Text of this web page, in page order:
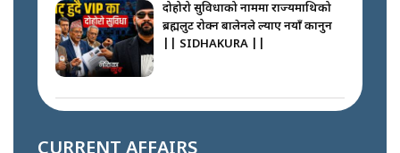
दोहोरो सुविधाको नाममा राज्यमाथिको
ब्रह्मलुट रोक्न बालेनले ल्याए नयाँ कानुन
|| SIDHAKURA ||
आरोहीहरू | Record-breaking